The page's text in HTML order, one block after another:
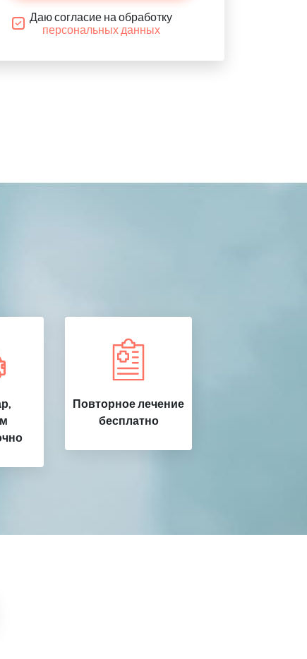
Даю согласие на обработку
персональных данных
Повторное лечение
бесплатно